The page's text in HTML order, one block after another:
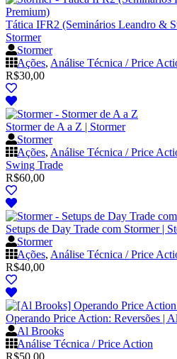
Tática IFR2 (Seminários Leandro &
Stormer
Stormer
Ações, Análise Técnica / Price
R$30,00
Stormer de A a Z | Stormer
Stormer
Ações, Análise Técnica / Price
Swing Trade
R$60,00
Setups de Day Trade com Stormer |
Stormer
Ações, Análise Técnica / Price
R$40,00
Operando Price Action: Reversões |
Al Brooks
Análise Técnica / Price Action